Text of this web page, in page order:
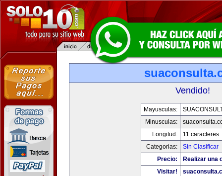
Vendido!
Mayusculas:
Minusculas:
Longitud:
11 caracteres
Categorias:
Sin Clasificar
Precio:
Realizar una
Visitar!